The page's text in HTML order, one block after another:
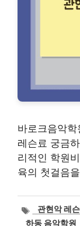
바로크음악
레슨료 궁금
리적인 학원
육의 첫걸음
태
그
관현악 레
하동 음악학원